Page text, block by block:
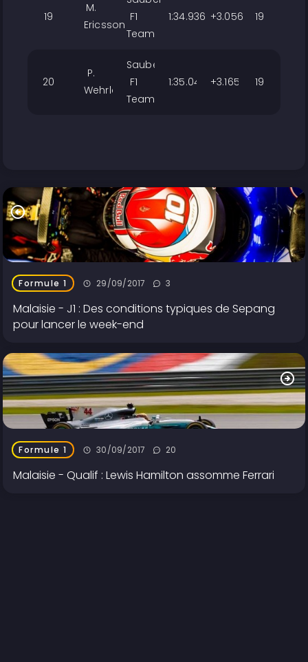
19
M.
Ericsson
F1
Team
1:34.936 +3.056 19
20
P.
Wehrlein
Sauber
F1
Team
1:35.045 +3.165 19
Formule 1 29/09/2017 3
Malaisie - J1 : Des conditions typiques de Sepang
pour lancer le week-end
Formule 1 30/09/2017 20
Malaisie - Qualif : Lewis Hamilton assomme Ferrari